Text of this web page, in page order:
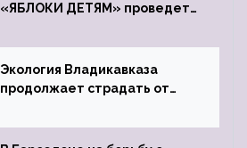
«ЯБЛОКИ ДЕТЯМ» проведет
Экология Владикавказа
продолжает страдать от